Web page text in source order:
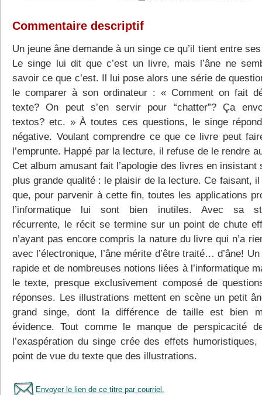
Commentaire descriptif
Un jeune âne demande à un singe ce qu’il tient entre
Le singe lui dit que c’est un livre, mais l’âne ne
savoir ce que c’est. Il lui pose alors une série de
le comparer à son ordinateur : « Comment on fait
texte? On peut s’en servir pour “chatter”? Ça
textos? etc. » À toutes ces questions, le singe
négative. Voulant comprendre ce que ce livre peut
l’emprunte. Happé par la lecture, il refuse de le rendre
Cet album amusant fait l’apologie des livres en insistant
plus grande qualité : le plaisir de la lecture. Ce faisant, il
que, pour parvenir à cette fin, toutes les applications
l’informatique lui sont bien inutiles. Avec sa
récurrente, le récit se termine sur un point de chute
n’ayant pas encore compris la nature du livre qui n’a
avec l’électronique, l’âne mérite d’être traité… d’âne!
rapide et de nombreuses notions liées à l’informatique
le texte, presque exclusivement composé de
réponses. Les illustrations mettent en scène un petit
grand singe, dont la différence de taille est bien
évidence. Tout comme le manque de perspicacité
l’exaspération du singe crée des effets humoristiques,
point de vue du texte que des illustrations.
Envoyer le lien de ce titre par courriel.